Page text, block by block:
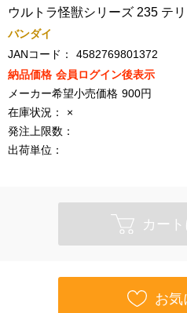
ウルトラ怪獣シリーズ 235 テ
バンダイ
JANコード：
4582769801372
納品価格 会員ログイン後表示
メーカー希望小売価格 900円
在庫状況：
×
発注上限数：
出荷単位：
カー
お気